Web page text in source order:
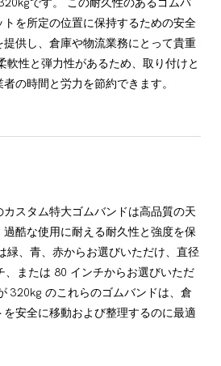
です。 この耐久性のあるゴムバ
を所定の位置に保持するための安全
供し、倉庫や物流業務にとって貴重
軟性と弾力性があるため、取り付けと
の時間と労力を節約できます。
スタム特大ゴムバンドは高品質の天
酷な使用に耐える耐久性と強度を保
緑、青、赤からお選びいただけ、直径
、または 80 インチからお選びいただ
320kg のこれらのゴムバンドは、倉
安全に移動および整理するのに最適